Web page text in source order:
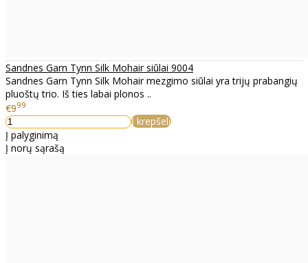
Sandnes Garn Tynn Silk Mohair siūlai 9004
Sandnes Garn Tynn Silk Mohair mezgimo siūlai yra trijų prabangių
pluoštų trio. Iš ties labai plonos ..
€999
Į krepšelį
Į palyginimą
Į norų sąrašą